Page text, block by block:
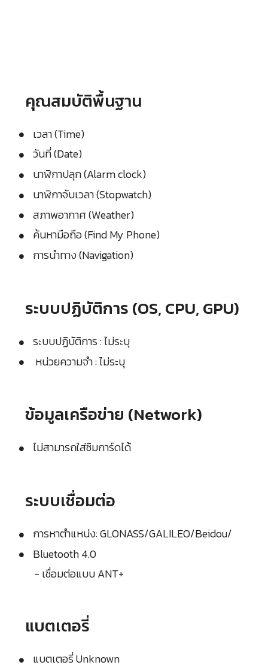
คุณสมบัติพื้นฐาน
เวลา (Time)
วันที่ (Date)
นาฬิกาปลุก (Alarm clock)
นาฬิกาจับเวลา (Stopwatch)
สภาพอากาศ (Weather)
ค้นหามือถือ (Find My Phone)
การนำทาง (Navigation)
ระบบปฏิบัติการ (OS, CPU, GPU)
ระบบปฏิบัติการ : ไม่ระบุ
หน่วยความจำ : ไม่ระบุ
ข้อมูลเครือข่าย (Network)
ไม่สามารถใส่ซิมการ์ดได้
ระบบเชื่อมต่อ
การหาตำแหน่ง: GLONASS/GALILEO/Beidou/
Bluetooth 4.0
- เชื่อมต่อแบบ ANT+
แบตเตอรี่
แบตเตอรี่ Unknown